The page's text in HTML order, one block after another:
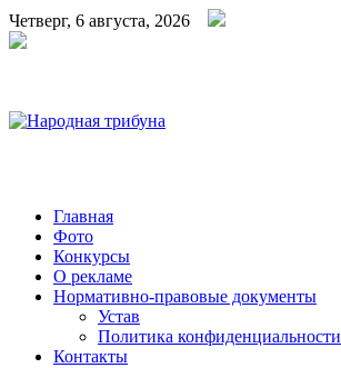
Четверг, 6 августа, 2026
Народная трибуна
Калининская районная газета
Главная
Фото
Конкурсы
О рекламе
Нормативно-правовые документы
Устав
Политика конфиденциальности
Контакты